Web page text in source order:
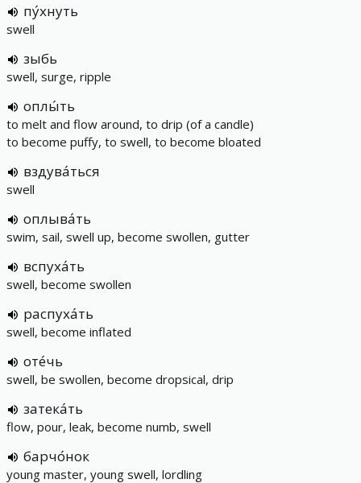
пу́хнуть
swell
зыбь
swell, surge, ripple
оплы́ть
to melt and flow around, to drip (of a candle)
to become puffy, to swell, to become bloated
вздува́ться
swell
оплыва́ть
swim, sail, swell up, become swollen, gutter
вспуха́ть
swell, become swollen
распуха́ть
swell, become inflated
оте́чь
swell, be swollen, become dropsical, drip
затека́ть
flow, pour, leak, become numb, swell
барчо́нок
young master, young swell, lordling